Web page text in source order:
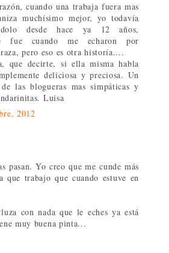
cuando una trabaja fuera mas
muchísimo mejor, yo todavía
desde hace ya 12 años,
fue cuando me echaron por
pero eso es otra historía....
que decirte, si ella misma habla
deliciosa y preciosa. Un
las blogueras mas simpáticas y
Luisa
2012
pasan. Yo creo que me cunde más
que trabajo que cuando estuve en
con nada que le eches ya está
muy buena pinta...